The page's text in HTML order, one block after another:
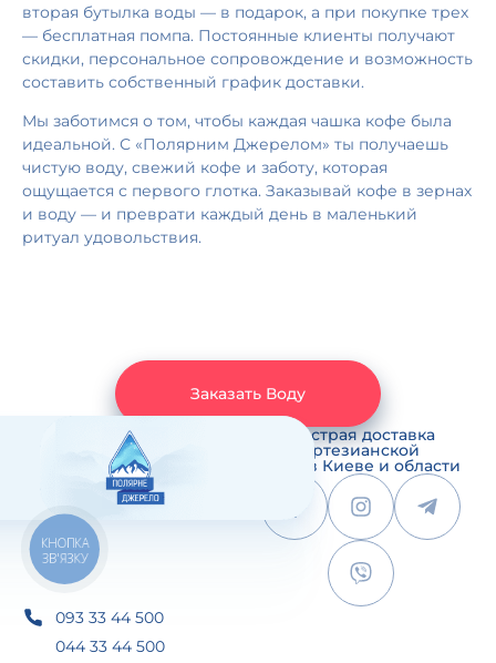
вторая бутылка воды — в подарок, а при покупке трех
— бесплатная помпа. Постоянные клиенты получают
скидки, персональное сопровождение и возможность
составить собственный график доставки.
Мы заботимся о том, чтобы каждая чашка кофе была
идеальной. С «Полярним Джерелом» ты получаешь
чистую воду, свежий кофе и заботу, которая
ощущается с первого глотка. Заказывай кофе в зернах
и воду — и преврати каждый день в маленький
ритуал удовольствия.
Быстрая доставка
артезианской
воды в Киеве и области
093 33 44 500
044 33 44 500
Заказать Воду
КНОПКА
ЗВ'ЯЗКУ